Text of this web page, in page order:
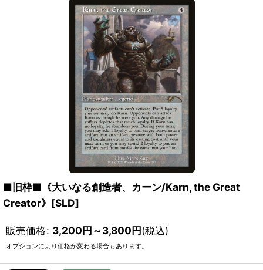
■旧枠■《大いなる創造者、カーン/Karn, the Great
Creator》[SLD]
販売価格: 3,200円～3,800円(税込)
オプションにより価格が変わる場合もあります。